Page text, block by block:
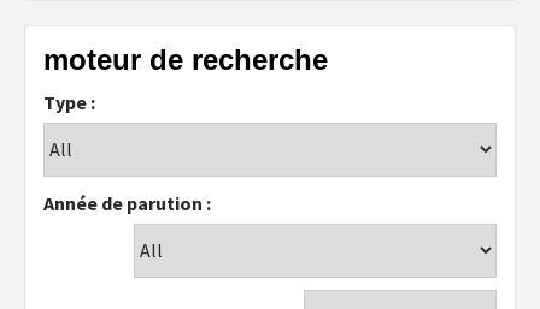
moteur de recherche
Type :
Année de parution :